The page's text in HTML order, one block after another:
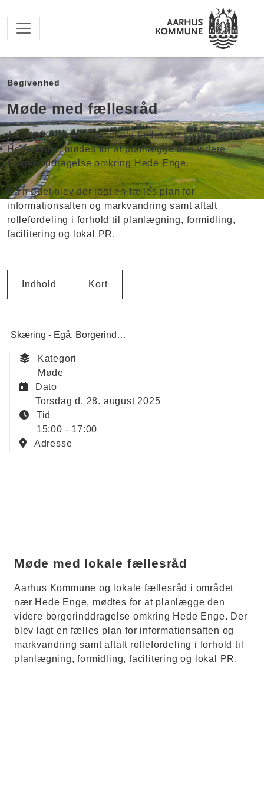
Spring til hovedindhold
Begivenhed
Møde med fællesråd
Aarhus Kommune og lokale fællesråd i området nær
Hede Enge, mødes for at planlægge den videre
borgerinddragelse omkring Hede Enge.
På mødet blev der lagt en fælles plan for
informationsaften og markvandring samt aftalt
rollefordeling i forhold til planlægning, formidling,
facilitering og lokal PR.
Indhold Kort
Skæring - Egå Borgerinddragelse
Kategori
Møde
Dato
torsdag d. 28. august 2025
Tid
15:00 - 17:00
Adresse
Møde med lokale fællesråd
Aarhus Kommune og lokale fællesråd i området
nær Hede Enge, mødtes for at planlægge den
videre borgerinddragelse omkring Hede Enge. Der
blev lagt en fælles plan for informationsaften og
markvandring samt aftalt rollefordeling i forhold til
planlægning, formidling, facilitering og lokal PR.